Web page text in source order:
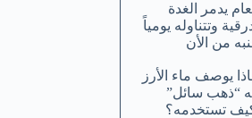
يدمر الغدة
وتتناوله يومياً
من الأن
يوصف ماء الأرز
“ذهب سائل”
تستخدمه؟